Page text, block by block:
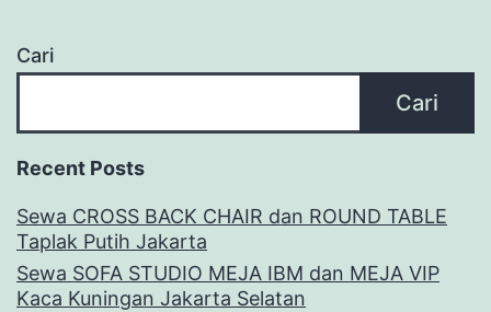
Cari
Cari
Recent Posts
Sewa CROSS BACK CHAIR dan ROUND TABLE
Taplak Putih Jakarta
Sewa SOFA STUDIO MEJA IBM dan MEJA VIP
Kaca Kuningan Jakarta Selatan